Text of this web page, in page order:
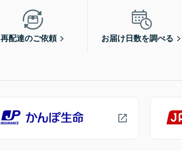
再配達のご依頼 お届け日数を調べる